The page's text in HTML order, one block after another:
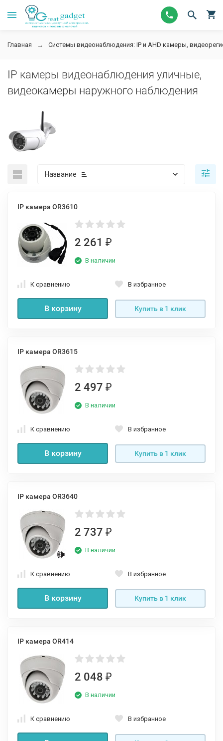
Главная Системы видеонаблюдения: IP и AHD камеры,
IP камеры видеонаблюдения уличные,
видеокамеры наружного наблюдения
Название
IP камера OR3610
2 261 ₽
В наличии
К сравнению В избранное
В корзину Купить в 1 клик
IP камера OR3615
2 497 ₽
В наличии
К сравнению В избранное
В корзину Купить в 1 клик
IP камера OR3640
2 737 ₽
В наличии
К сравнению В избранное
В корзину Купить в 1 клик
IP камера OR414
2 048 ₽
В наличии
К сравнению В избранное